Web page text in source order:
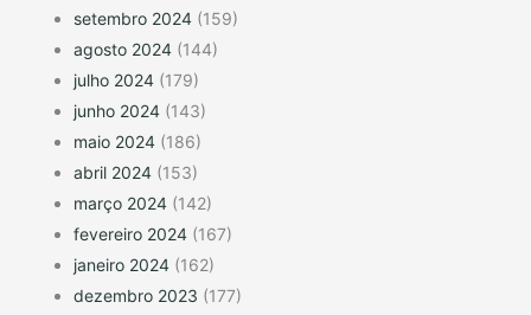
setembro 2024 (159)
agosto 2024 (144)
julho 2024 (179)
junho 2024 (143)
maio 2024 (186)
abril 2024 (153)
março 2024 (142)
fevereiro 2024 (167)
janeiro 2024 (162)
dezembro 2023 (177)